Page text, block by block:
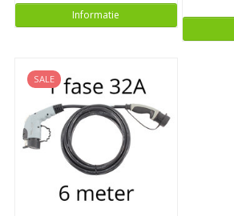
Informatie
SALE